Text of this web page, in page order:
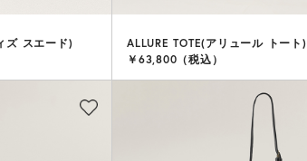
ズ スエード)
ALLURE TOTE(アリュール トート)
￥63,800（税込）